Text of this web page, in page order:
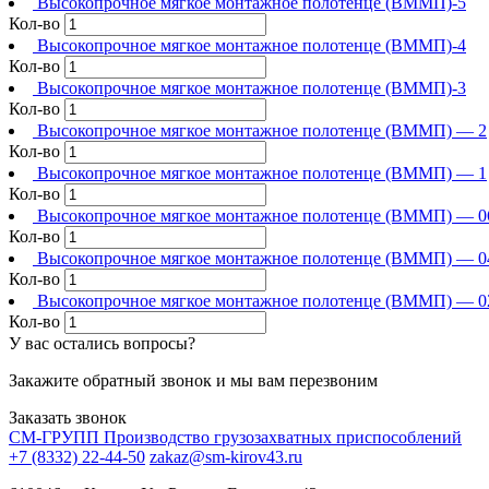
Кол-во
Высокопрочное мягкое монтажное полотенце (ВММП)-4
Кол-во
Высокопрочное мягкое монтажное полотенце (ВММП)-3
Кол-во
Высокопрочное мягкое монтажное полотенце (ВММП) — 2
Кол-во
Высокопрочное мягкое монтажное полотенце (ВММП) — 1
Кол-во
Высокопрочное мягкое монтажное полотенце (ВММП) —
Кол-во
Высокопрочное мягкое монтажное полотенце (ВММП) —
Кол-во
Высокопрочное мягкое монтажное полотенце (ВММП) —
Кол-во
У вас остались вопросы?
Закажите обратный звонок и мы вам перезвоним
Заказать звонок
СМ-ГРУПП Производство грузозахватных приспособлений
+7 (8332) 22-44-50 zakaz@sm-kirov43.ru